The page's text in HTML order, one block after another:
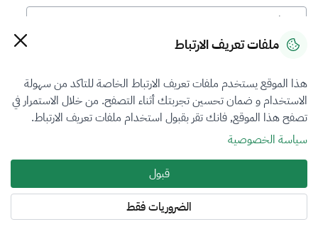
رقم العضوية
فرع التقييم
اختر
نوع العضوية
أساسي
المنطقة
ملفات تعريف الارتباط
هذا الموقع يستخدم ملفات تعريف الارتباط الخاصة للتاكد من سهولة
الاستخدام و ضمان تحسين تجربتك أثناء التصفح. من خلال الاستمرار في
تصفح هذا الموقع, فانك تقر بقبول استخدام ملفات تعريف الارتباط.
سياسة الخصوصية
قبول
الضروريات فقط